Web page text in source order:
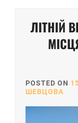
ЛІТНІЙ
POSTED ON
ШЕВЦОВА